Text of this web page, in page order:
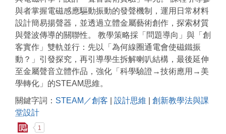
與者掌握電磁感應驅動振動的發聲機制，運用日常材料
設計簡易揚聲器，並透過立體金屬藝術創作，探索材質
與聲波傳導的關聯性。 教學策略採「問題導向」與「創
客實作」雙軌並行：先以「為何線圈通電會使磁鐵振
動？」引發探究，再引導學生拆解喇叭結構，最後延伸
至金屬聲音立體作品，強化「科學驗證→技術應用→美
學轉化」的STEAM思維。
關鍵字詞： STEAM／創客 設計思維
創新教學法與課
堂設計
1